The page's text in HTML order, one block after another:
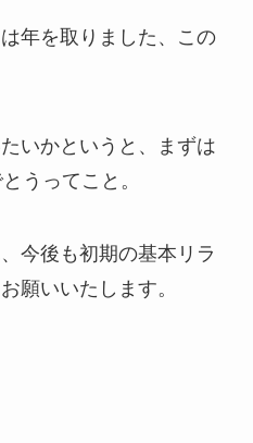
年を取りました、この
いかというと、まずは
うってこと。
今後も初期の基本リラ
願いいたします。